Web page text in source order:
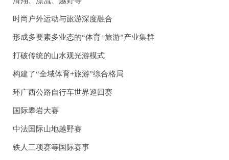
时尚户外运动与旅游深度融合
形成多要素多业态的“体育+旅游”产业集群
打破传统的山水观光游模式
构建了“全域体育+旅游”综合格局
环广西公路自行车世界巡回赛
国际攀岩大赛
中法国际山地越野赛
铁人三项赛等国际赛事